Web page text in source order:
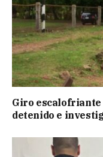
Giro escalofriante
detenido e